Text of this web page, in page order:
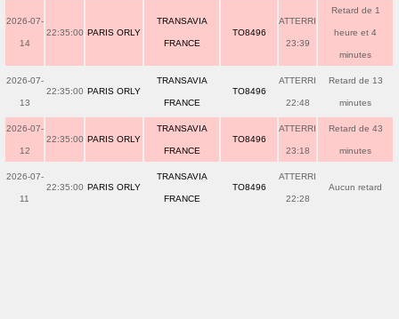
2026-07-
14
22:35:00 PARIS ORLY
TRANSAVIA
FRANCE
TO8496
ATTERRI
23:39
Retard de 1
heure et 4
minutes
2026-07-
13
22:35:00 PARIS ORLY
TRANSAVIA
FRANCE
TO8496
ATTERRI
22:48
Retard de 13
minutes
2026-07-
12
22:35:00 PARIS ORLY
TRANSAVIA
FRANCE
TO8496
ATTERRI
23:18
Retard de 43
minutes
2026-07-
11
22:35:00 PARIS ORLY
TRANSAVIA
FRANCE
TO8496
ATTERRI
22:28
Aucun retard